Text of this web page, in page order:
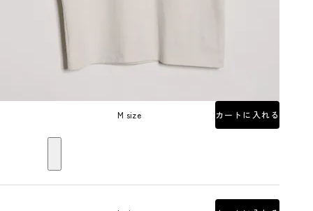
M size カートに入れる